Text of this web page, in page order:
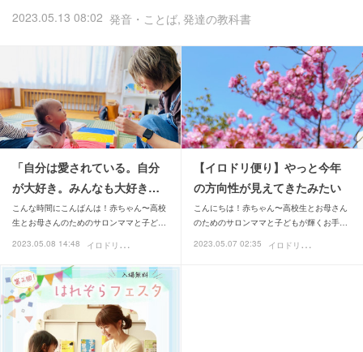
2023.05.13 08:02 発音・ことば 発達の教科書
「自分は愛されている。自分
が大好き。みんなも大好き…
こんな時間にこんばんは！赤ちゃん〜高校
生とお母さんのためのサロンママと子ど…
2023.05.08 14:48
イ
ロドリ便り
【イロドリ便り】やっと今年
の方向性が見えてきたみたい
こんにちは！赤ちゃん〜高校生とお母さん
のためのサロンママと子どもが輝くお手…
2023.05.07 02:35
イ
ロドリ便り